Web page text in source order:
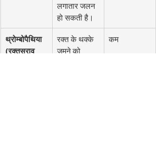
लगातार जलन
हो सकती है।
थ्रोम्बोपैथिया
(रक्तस्राव
रक्त के थक्के
जमने को
कम